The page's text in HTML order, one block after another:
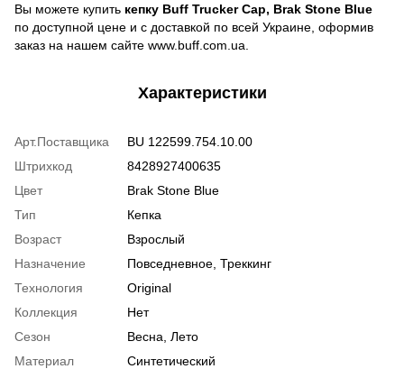
Вы можете купить кепку Buff Trucker Cap, Brak Stone Blue
по доступной цене и с доставкой по всей Украине, оформив
заказ на нашем сайте www.buff.com.ua.
Характеристики
Арт.Поставщика
BU 122599.754.10.00
Штрихкод
8428927400635
Цвет
Brak Stone Blue
Тип
Кепка
Возраст
Взрослый
Назначение
Повседневное, Треккинг
Технология
Original
Коллекция
Нет
Сезон
Весна, Лето
Материал
Синтетический